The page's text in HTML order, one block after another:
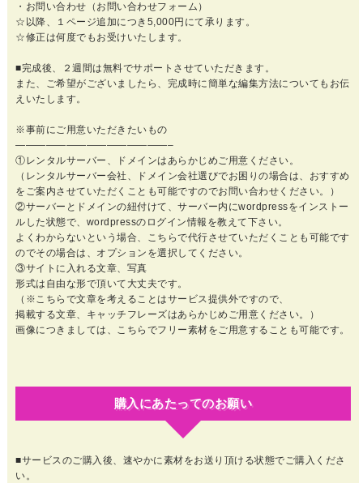
・お問い合わせ（お問い合わせフォーム）
☆以降、１ページ追加につき5,000円にて承ります。
☆修正は何度でもお受けいたします。
■完成後、２週間は無料でサポートさせていただきます。
また、ご希望がございましたら、完成時に簡単な編集方法についてもお伝
えいたします。
※事前にご用意いただきたいもの
———————————————–
①レンタルサーバー、ドメインはあらかじめご用意ください。
（レンタルサーバー会社、ドメイン会社選びでお困りの場合は、おすすめ
をご案内させていただくことも可能ですのでお問い合わせください。）
②サーバーとドメインの紐付けて、サーバー内にwordpressをインストー
ルした状態で、wordpressのログイン情報を教えて下さい。
よくわからないという場合、こちらで代行させていただくことも可能です
のでその場合は、オプションを選択してください。
③サイトに入れる文章、写真
形式は自由な形で頂いて大丈夫です。
（※こちらで文章を考えることはサービス提供外ですので、
掲載する文章、キャッチフレーズはあらかじめご用意ください。）
画像につきましては、こちらでフリー素材をご用意することも可能です。
購入にあたってのお願い
■サービスのご購入後、速やかに素材をお送り頂ける状態でご購入くださ
い。